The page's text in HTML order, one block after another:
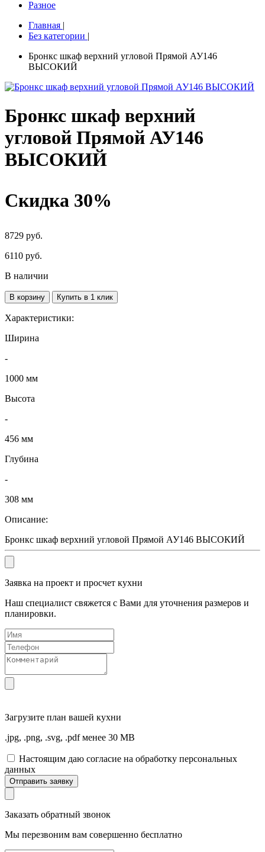
Разное
Главная |
Без категории |
Бронкс шкаф верхний угловой Прямой АУ146
ВЫСОКИЙ
Бронкс шкаф верхний
угловой Прямой АУ146
ВЫСОКИЙ
Скидка 30%
8729 руб.
6110 руб.
В наличии
В корзину Купить в 1 клик
Характеристики:
Ширина
-
1000 мм
Высота
-
456 мм
Глубина
-
308 мм
Описание:
Бронкс шкаф верхний угловой Прямой АУ146 ВЫСОКИЙ
Заявка на проект и просчет кухни
Наш специалист свяжется с Вами для уточнения размеров и
планировки.
Загрузите план вашей кухни
.jpg, .png, .svg, .pdf менее 30 MB
Настоящим даю согласие на обработку персональных
данных
Отправить заявку
Заказать обратный звонок
Мы перезвоним вам совершенно бесплатно